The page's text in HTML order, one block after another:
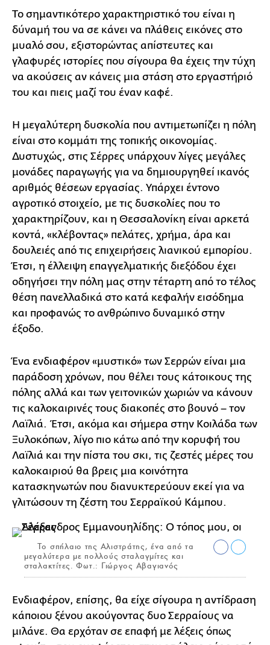
Το σημαντικότερο χαρακτηριστικό του είναι η
δύναμή του να σε κάνει να πλάθεις εικόνες στο
μυαλό σου, εξιστορώντας απίστευτες και
γλαφυρές ιστορίες που σίγουρα θα έχεις την τύχη
να ακούσεις αν κάνεις μια στάση στο εργαστήριό
του και πιεις μαζί του έναν καφέ.
Η μεγαλύτερη δυσκολία που αντιμετωπίζει η πόλη
είναι στο κομμάτι της τοπικής οικονομίας.
Δυστυχώς, στις Σέρρες υπάρχουν λίγες μεγάλες
μονάδες παραγωγής για να δημιουργηθεί ικανός
αριθμός θέσεων εργασίας. Υπάρχει έντονο
αγροτικό στοιχείο, με τις δυσκολίες που το
χαρακτηρίζουν, και η Θεσσαλονίκη είναι αρκετά
κοντά, «κλέβοντας» πελάτες, χρήμα, άρα και
δουλειές από τις επιχειρήσεις λιανικού εμπορίου.
Έτσι, η έλλειψη επαγγελματικής διεξόδου έχει
οδηγήσει την πόλη μας στην τέταρτη από το τέλος
θέση πανελλαδικά στο κατά κεφαλήν εισόδημα
και προφανώς το ανθρώπινο δυναμικό στην
έξοδο.
Ένα ενδιαφέρον «μυστικό» των Σερρών είναι μια
παράδοση χρόνων, που θέλει τους κάτοικους της
πόλης αλλά και των γειτονικών χωριών να κάνουν
τις καλοκαιρινές τους διακοπές στο βουνό – τον
Λαϊλιά. Έτσι, ακόμα και σήμερα στην Κοιλάδα των
Ξυλοκόπων, λίγο πιο κάτω από την κορυφή του
Λαϊλιά και την πίστα του σκι, τις ζεστές μέρες του
καλοκαιριού θα βρεις μια κοινότητα
κατασκηνωτών που διανυκτερεύουν εκεί για να
γλιτώσουν τη ζέστη του Σερραϊκού Κάμπου.
Το σπήλαιο της Αλιστράτης, ένα από τα
μεγαλύτερα με πολλούς σταλαγμίτες και
σταλακτίτες. Φωτ.: Γιώργος Αβαγιανός
Ενδιαφέρον, επίσης, θα είχε σίγουρα η αντίδραση
κάποιου ξένου ακούγοντας δυο Σερραίους να
μιλάνε. Θα ερχόταν σε επαφή με λέξεις όπως